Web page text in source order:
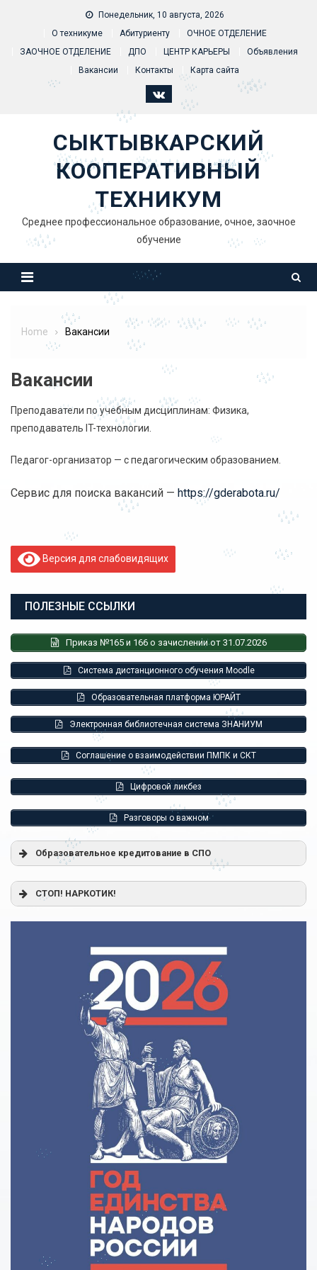
Понедельник, 10 августа, 2026
О техникуме
Абитуриенту
ОЧНОЕ ОТДЕЛЕНИЕ
ЗАОЧНОЕ ОТДЕЛЕНИЕ
ДПО ЦЕНТР КАРЬЕРЫ
Объявления
Вакансии
Контакты Карта сайта
СЫКТЫВКАРСКИЙ
КООПЕРАТИВНЫЙ
ТЕХНИКУМ
Среднее профессиональное образование, очное, заочное
обучение
Home Вакансии
Вакансии
Преподаватели по учебным дисциплинам: Физика,
преподаватель IT-технологии.
Педагог-организатор — с педагогическим образованием.
Сервис для поиска вакансий — https://gderabota.ru/
Версия для слабовидящих
ПОЛЕЗНЫЕ ССЫЛКИ
Приказ №165 и 166 о зачислении от 31.07.2026
Система дистанционного обучения Moodle
Образовательная платформа ЮРАЙТ
Электронная библиотечная система ЗНАНИУМ
Соглашение о взаимодействии ПМПК и СКТ
Цифровой ликбез
Разговоры о важном
Образовательное кредитование в СПО
Постановление Правительства РФ от 17.11.2025 г. № 1824
«О государственной поддержке образовательного
кредитования»
р
Образовательное кредитование: пособие для студентов
Кредит на образование с господдержкой
Причины для изменения условий по образовательному
кредиту
СТОП! НАРКОТИК!
Сделай правильный выбор